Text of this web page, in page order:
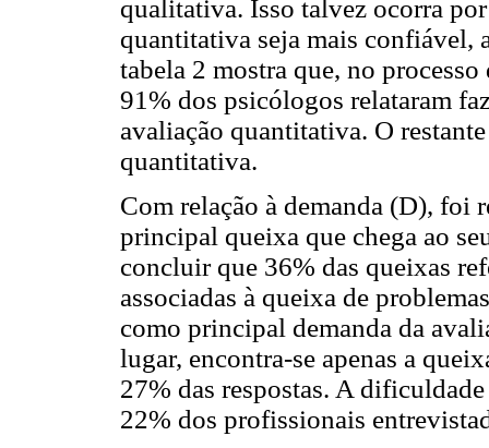
qualitativa. Isso talvez ocorra
quantitativa seja mais
tabela 2 mostra que, no
91% dos psicólogos relataram
avaliação quantitativa. O
quantitativa.
Com relação à demanda (D), foi
principal queixa que chega ao
concluir que 36% das queixas
associadas à queixa de
como principal demanda da
lugar, encontra-se apenas a
27% das respostas. A
22% dos profissionais